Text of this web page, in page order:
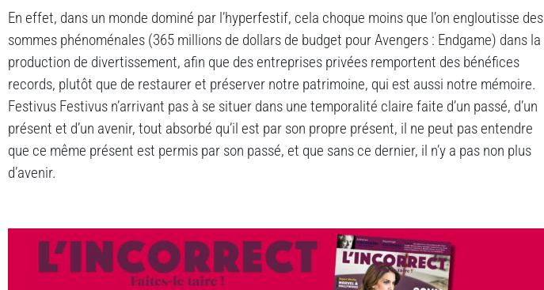
En effet, dans un monde dominé par l’hyperfestif, cela choque moins que l’on engloutisse des
sommes phénoménales (365 millions de dollars de budget pour Avengers : Endgame) dans la
production de divertissement, afin que des entreprises privées remportent des bénéfices
records, plutôt que de restaurer et préserver notre patrimoine, qui est aussi notre mémoire.
Festivus Festivus n’arrivant pas à se situer dans une temporalité claire faite d’un passé, d’un
présent et d’un avenir, tout absorbé qu’il est par son propre présent, il ne peut pas entendre
que ce même présent est permis par son passé, et que sans ce dernier, il n’y a pas non plus
d’avenir.